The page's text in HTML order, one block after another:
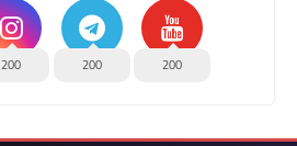
200
200
200